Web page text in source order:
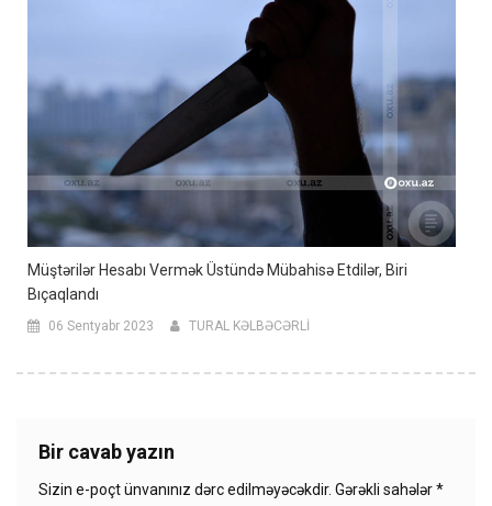
Müştərilər Hesabı Vermək Üstündə Mübahisə Etdilər, Biri
Bıçaqlandı
06 Sentyabr 2023 TURAL KƏLBƏCƏRLİ
Bir cavab yazın
Sizin e-poçt ünvanınız dərc edilməyəcəkdir. Gərəkli sahələr*